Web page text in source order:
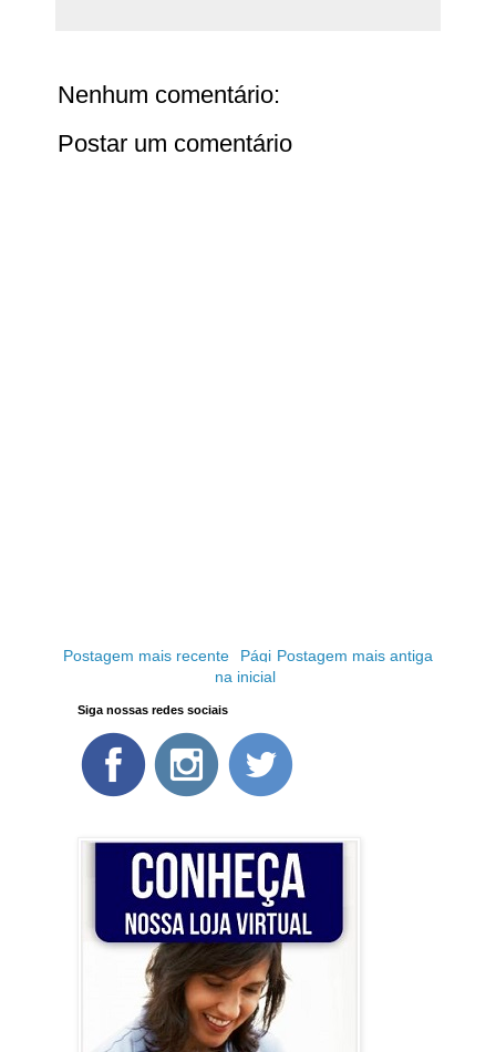
Nenhum comentário:
Postar um comentário
Postagem mais recente Postagem mais antiga
Pági
na inicial
Siga nossas redes sociais